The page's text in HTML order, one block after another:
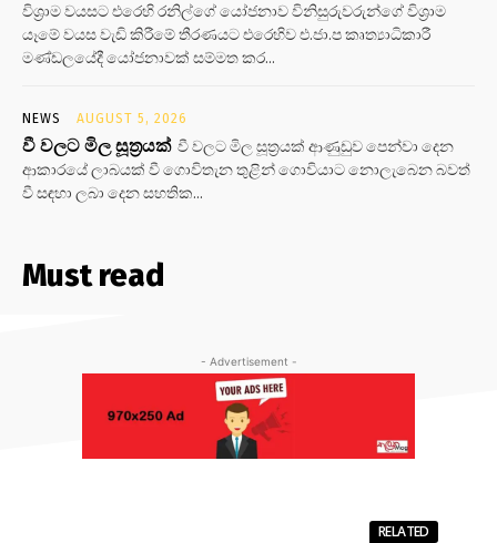
විශ්‍රාම වයසට එරෙහි රනිල්ගේ යෝජනාව විනිසුරුවරුන්ගේ විශ්‍රාම
යෑමේ වයස වැඩි කිරීමේ තීරණයට එරෙහිව එ.ජා.ප කෘත්‍යාධිකාරී
මණ්ඩලයේදී යෝජනාවක් සම්මත කර...
NEWS AUGUST 5, 2026
වී වලට මිල සූත්‍රයක් වී වලට මිල සූත්‍රයක් ආණුඩුව පෙන්වා දෙන
ආකාරයේ ලාබයක් වී ගොවිතැන තුළින් ගොවියාට නොලැබෙන බවත්
වී සඳහා ලබා දෙන සහතික...
Must read
- Advertisement -
RELATED